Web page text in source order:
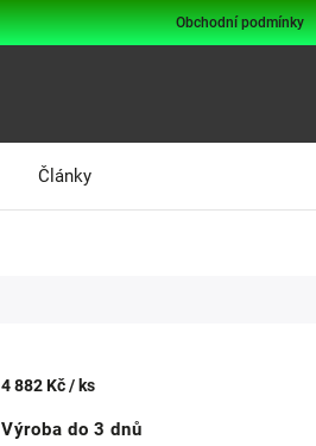
Obchodní podmínky
Články
4 882 Kč/ ks
Výroba do 3 dnů